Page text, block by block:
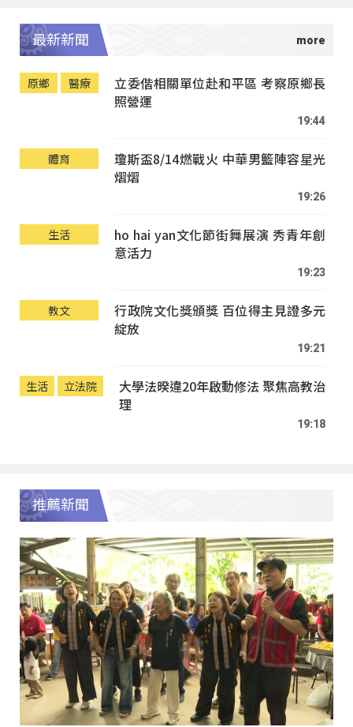
最新新聞
原鄉 醫療
立委偕相關單位赴和平區 考察原鄉長
照營運
19:44
體育
瓊斯盃8/14燃戰火 中華男籃陣容星光
熠熠
19:26
生活
ho hai yan文化節街舞展演 秀青年創
意活力
19:23
教文
行政院文化獎頒獎 百位得主見證多元
綻放
19:21
生活 立法院
大學法暌違20年啟動修法 聚焦高教治
理
19:18
推薦新聞